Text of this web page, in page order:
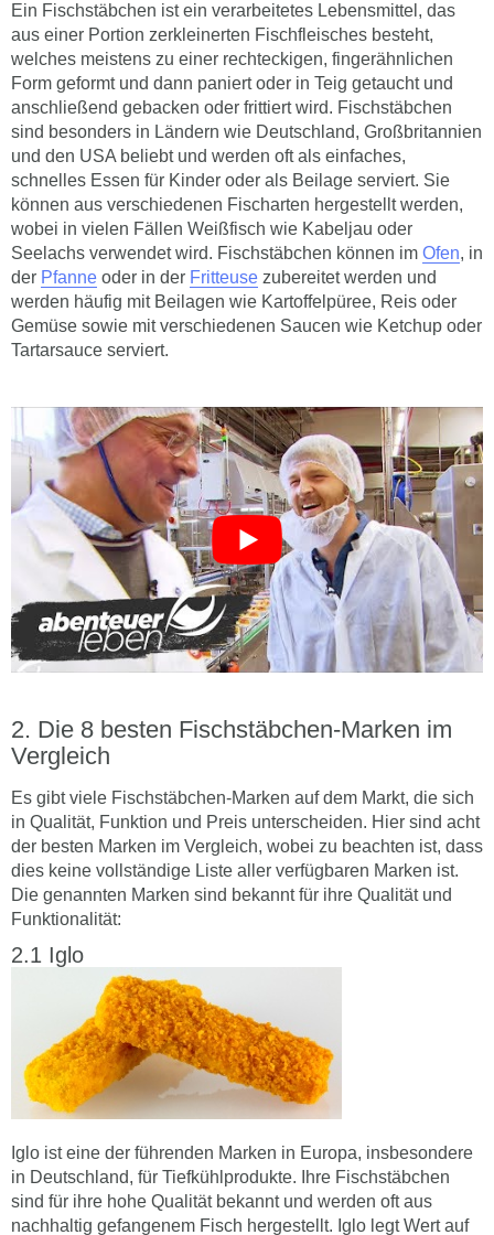
Ein Fischstäbchen ist ein verarbeitetes Lebensmittel, das
aus einer Portion zerkleinerten Fischfleisches besteht,
welches meistens zu einer rechteckigen, fingerähnlichen
Form geformt und dann paniert oder in Teig getaucht und
anschließend gebacken oder frittiert wird. Fischstäbchen
sind besonders in Ländern wie Deutschland, Großbritannien
und den USA beliebt und werden oft als einfaches,
schnelles Essen für Kinder oder als Beilage serviert. Sie
können aus verschiedenen Fischarten hergestellt werden,
wobei in vielen Fällen Weißfisch wie Kabeljau oder
Seelachs verwendet wird. Fischstäbchen können im Ofen, in
der Pfanne oder in der Fritteuse zubereitet werden und
werden häufig mit Beilagen wie Kartoffelpüree, Reis oder
Gemüse sowie mit verschiedenen Saucen wie Ketchup oder
Tartarsauce serviert.
Die 8 besten Fischstäbchen-Marken im
Vergleich
Es gibt viele Fischstäbchen-Marken auf dem Markt, die sich
in Qualität, Funktion und Preis unterscheiden. Hier sind acht
der besten Marken im Vergleich, wobei zu beachten ist, dass
dies keine vollständige Liste aller verfügbaren Marken ist.
Die genannten Marken sind bekannt für ihre Qualität und
Funktionalität:
Iglo
Iglo ist eine der führenden Marken in Europa, insbesondere
in Deutschland, für Tiefkühlprodukte. Ihre Fischstäbchen
sind für ihre hohe Qualität bekannt und werden oft aus
nachhaltig gefangenem Fisch hergestellt. Iglo legt Wert auf